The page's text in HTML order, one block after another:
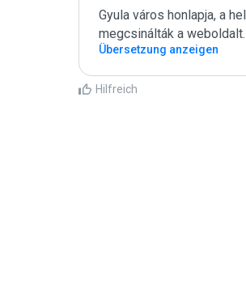
Gyula város honlapja, a
megcsinálták a weboldalt.
Übersetzung anzeigen
Hilfreich